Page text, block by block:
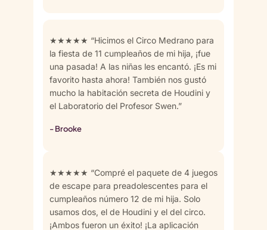
★★★★★ “Hicimos el Circo Medrano para
la fiesta de 11 cumpleaños de mi hija, ¡fue
una pasada! A las niñas les encantó. ¡Es mi
favorito hasta ahora! También nos gustó
mucho la habitación secreta de Houdini y
el Laboratorio del Profesor Swen.”
- Brooke
★★★★★ “Compré el paquete de 4 juegos
de escape para preadolescentes para el
cumpleaños número 12 de mi hija. Solo
usamos dos, el de Houdini y el del circo.
¡Ambos fueron un éxito! ¡La aplicación